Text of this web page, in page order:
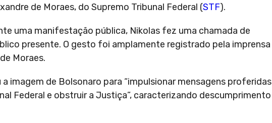
de Moraes, do Supremo Tribunal Federal (STF).
uma manifestação pública, Nikolas fez uma chamada de
presente. O gesto foi amplamente registrado pela imprensa
Moraes.
imagem de Bolsonaro para “impulsionar mensagens proferidas
Federal e obstruir a Justiça”, caracterizando descumprimento